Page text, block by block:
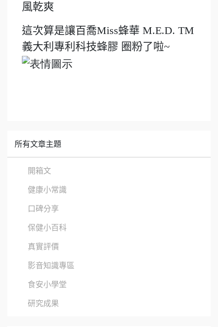
風乾爽
這次算是讓百喬Miss蜂華 M.E.D. TM
義大利專利科技蜂膠 圈粉了啦~
所有文章主題
開箱文
健康小常識
口碑分享
保健小百科
真實評價
影音知識專區
食安小學堂
研究成果